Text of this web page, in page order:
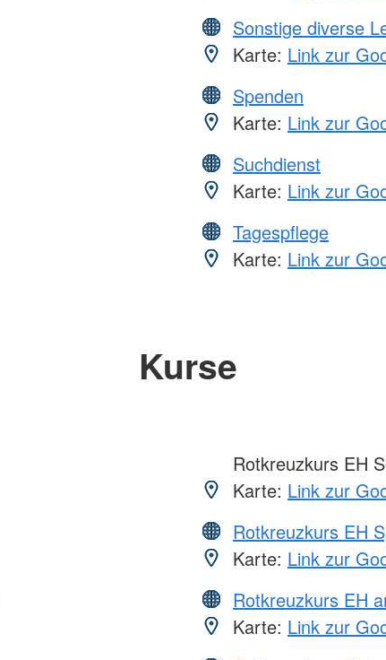
Sonstige diverse
Karte: Link zur
Spenden
Karte: Link zur
Suchdienst
Karte: Link zur
Tagespflege
Karte: Link zur
Kurse
Rotkreuzkurs EH
Karte: Link zur
Rotkreuzkurs EH
Karte: Link zur
Rotkreuzkurs EH
Karte: Link zur